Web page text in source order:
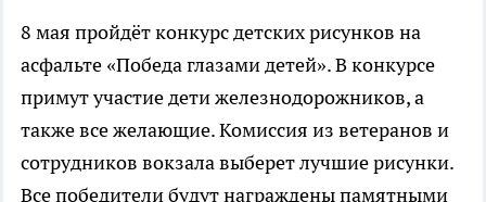
8 мая пройдёт конкурс детских рисунков на
асфальте «Победа глазами детей». В конкурсе
примут участие дети железнодорожников, а
также все желающие. Комиссия из ветеранов и
сотрудников вокзала выберет лучшие рисунки.
Все победители будут награждены памятными